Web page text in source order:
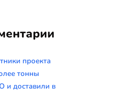
проекта
тонны
и доставили в